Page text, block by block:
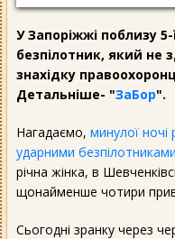
У Запоріжжі поблизу 5-
безпілотник, який не
знахідку
Детальніше- "ЗаБор".
Нагадаємо, минулої ночі
ударними безпілотниками
річна жінка, в
щонайменше чотири
Сьогодні зранку через